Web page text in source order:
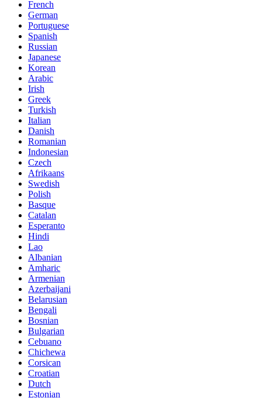
French
German
Portuguese
Spanish
Russian
Japanese
Korean
Arabic
Irish
Greek
Turkish
Italian
Danish
Romanian
Indonesian
Czech
Afrikaans
Swedish
Polish
Basque
Catalan
Esperanto
Hindi
Lao
Albanian
Amharic
Armenian
Azerbaijani
Belarusian
Bengali
Bosnian
Bulgarian
Cebuano
Chichewa
Corsican
Croatian
Dutch
Estonian